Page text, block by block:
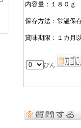
内容量：１８０ｇ
保存方法：常温保
賞味期限：１カ月